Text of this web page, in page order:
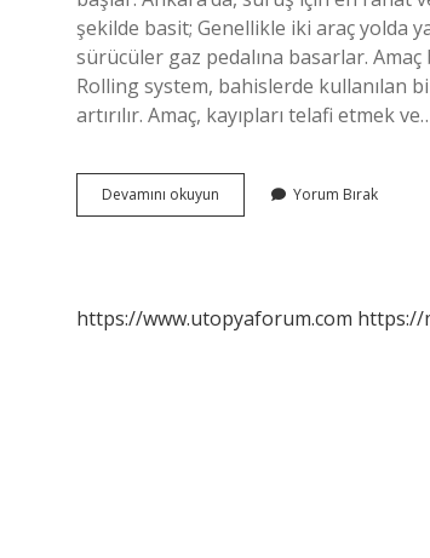
şekilde basit; Genellikle iki araç yolda
sürücüler gaz pedalına basarlar.
Rolling system, bahislerde kullanılan
artırılır. Amaç, kayıpları telafi etmek
Devamını okuyun
Nasıl
Yorum Bırak
https://www.utopyaforum.com https://